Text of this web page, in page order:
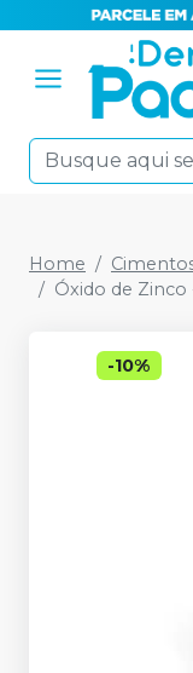
Home
Óxido de Zinco
-10%